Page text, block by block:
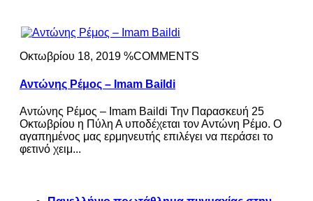
Οκτωβρίου 18, 2019 %COMMENTS
Αντώνης Ρέμος – Imam Baildi
Αντώνης Ρέμος – Imam Baildi Την Παρασκευή 25
Οκτωβρίου η Πύλη Α υποδέχεται τον Αντώνη Ρέμο. Ο
αγαπημένος μας ερμηνευτής επιλέγει να περάσει το
φετινό χειμ...